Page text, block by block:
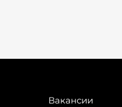
Вакансии